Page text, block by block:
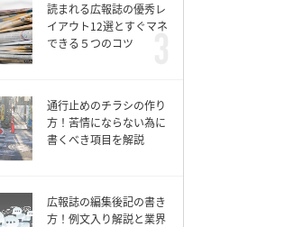
読まれる広報誌の優秀レ
イアウト12選とすぐマネ
できる５つのコツ
通行止めのチラシの作り
方！苦情にならない為に
書くべき項目を解説
広報誌の編集後記の書き
方！例文入り解説と業界